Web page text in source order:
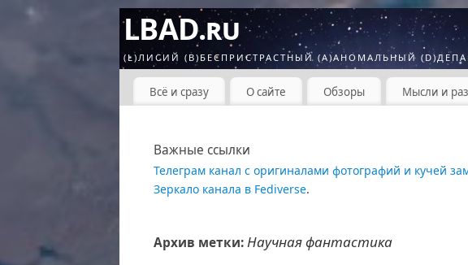
LBAD.ru
(L)ЛИСИЙ (B)БЕСПРИСТРАСТНЫЙ (A)АНОМАЛЬНЫЙ
Всё и сразу О сайте Обзоры Мысли и
Важные ссылки
Телеграм канал с оригиналами фотографий и кучей
Зеркало канала в Fediverse.
Архив метки:Научная фантастика